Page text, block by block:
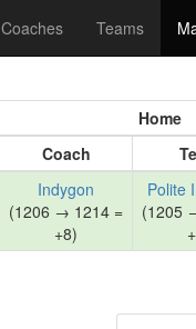
Coaches Teams
Home
Coach
Indygon
(1206 → 1214 =
+8)
Polite
(1205